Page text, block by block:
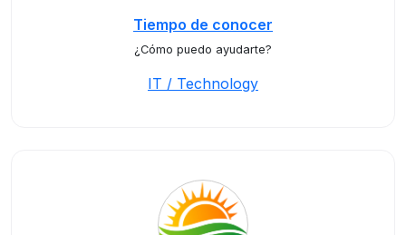
Tiempo de conocer
¿Cómo puedo ayudarte?
IT / Technology